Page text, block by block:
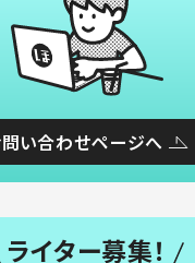
い合わせページへ
ライター募集！